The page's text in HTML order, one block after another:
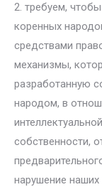
2. требуем,
коренных
средствами
механизмы,
разработанную
народом, в
собственности,
нарушение